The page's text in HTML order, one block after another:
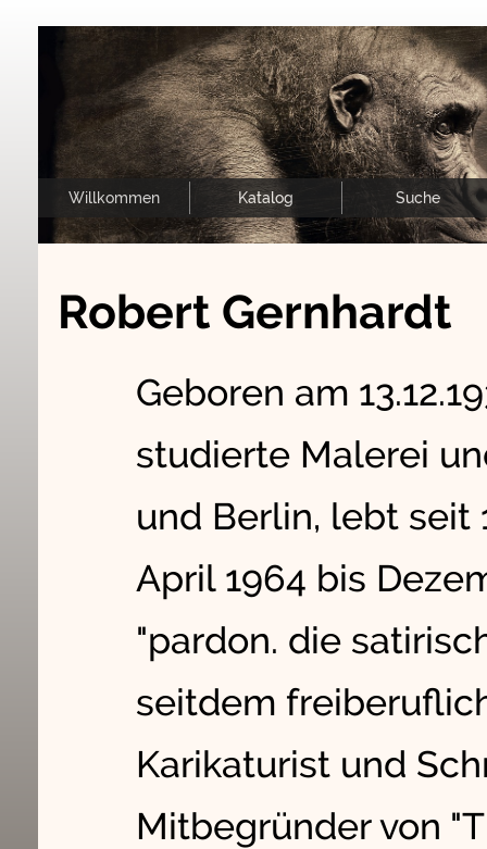
Willkommen Katalog Suche
Robert Gernhardt
Geboren am
studierte Malerei
und Berlin, lebt seit
April 1964 bis
"pardon. die
seitdem
Karikaturist und
Mitbegründer von